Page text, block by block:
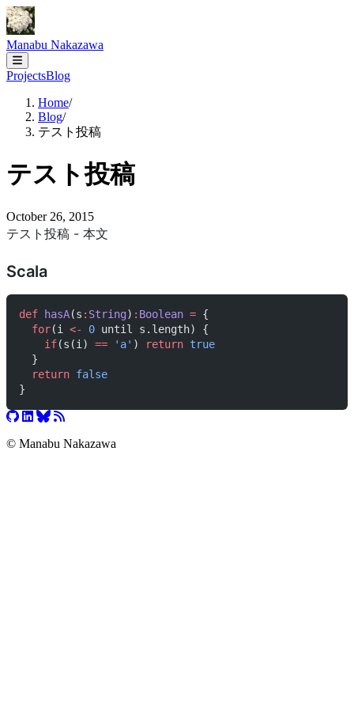
Manabu Nakazawa
ProjectsBlog
Home/
Blog/
テスト投稿
テスト投稿
October 26, 2015
テスト投稿 - 本文
Scala
def hasA(s : String) : Boolean = {
  for
(i <- 0 until s.length) {
    if
(s(i) == 'a' ) return true
  }
  return
false
}
© Manabu Nakazawa